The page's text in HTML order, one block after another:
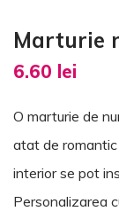
Marturie
6.60 lei
O marturie de
atat de romantic
interior se pot
Personalizarea